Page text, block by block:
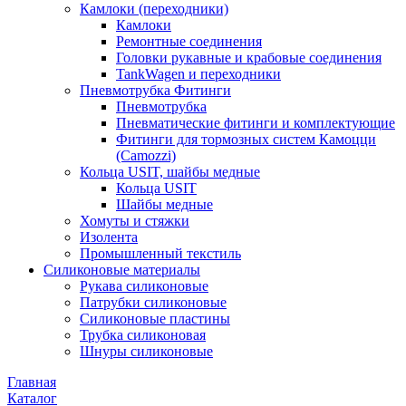
Камлоки (переходники)
Камлоки
Ремонтные соединения
Головки рукавные и крабовые соединения
TankWagen и переходники
Пневмотрубка Фитинги
Пневмотрубка
Пневматические фитинги и комплектующие
Фитинги для тормозных систем Камоцци
(Camozzi)
Кольца USIT, шайбы медные
Кольца USIT
Шайбы медные
Хомуты и стяжки
Изолента
Промышленный текстиль
Силиконовые материалы
Рукава силиконовые
Патрубки силиконовые
Силиконовые пластины
Трубка силиконовая
Шнуры силиконовые
Главная
Каталог